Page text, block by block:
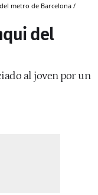
metro de Barcelona /
del
al joven por un